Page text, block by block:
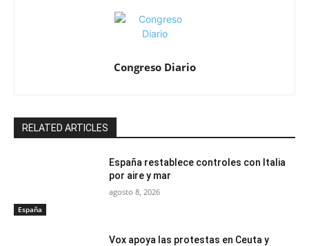
Congreso Diario
RELATED ARTICLES
España
España restablece controles con Italia
por aire y mar
agosto 8, 2026
Vox apoya las protestas en Ceuta y